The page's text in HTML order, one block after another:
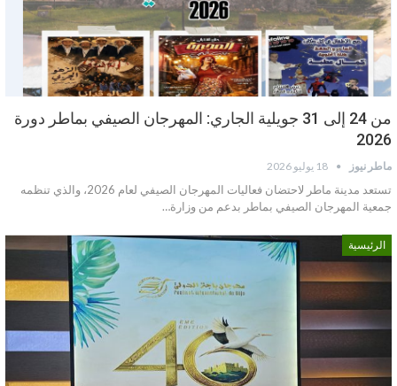
من 24 إلى 31 جويلية الجاري: المهرجان الصيفي بماطر دورة
2026
ماطر نيوز 18 يوليو 2026
تستعد مدينة ماطر لاحتضان فعاليات المهرجان الصيفي لعام 2026، والذي تنظمه
جمعية المهرجان الصيفي بماطر بدعم من وزارة…
الرئيسية